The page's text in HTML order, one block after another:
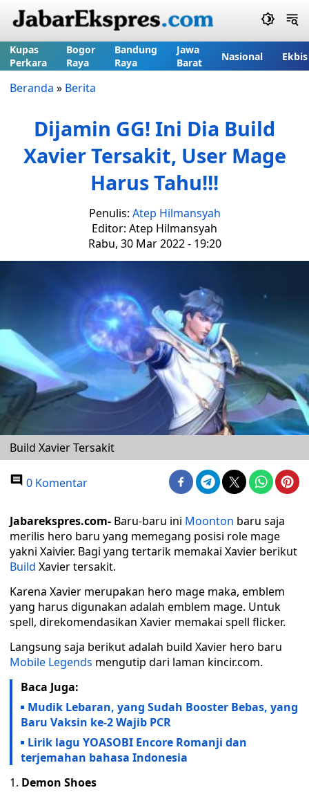
Kupas
Perkara
Bogor
Raya
Bandung
Raya
Jawa
Barat
Nasional Ekbis
Beranda » Berita
Dijamin GG! Ini Dia Build
Xavier Tersakit, User Mage
Harus Tahu!!!
Penulis: Atep Hilmansyah
Editor: Atep Hilmansyah
Rabu, 30 Mar 2022 - 19:20
Build Xavier Tersakit
0 Komentar
Jabarekspres.com- Baru-baru ini Moonton baru saja
merilis hero baru yang memegang posisi role mage
yakni Xaivier. Bagi yang tertarik memakai Xavier berikut
Build Xavier tersakit.
Karena Xavier merupakan hero mage maka, emblem
yang harus digunakan adalah emblem mage. Untuk
spell, direkomendasikan Xavier memakai spell flicker.
Langsung saja berikut adalah build Xavier hero baru
Mobile Legends mengutip dari laman kincir.com.
Baca Juga:
Mudik Lebaran, yang Sudah Booster Bebas, yang
Baru Vaksin ke-2 Wajib PCR
Lirik lagu YOASOBI Encore Romanji dan
terjemahan bahasa Indonesia
Demon Shoes